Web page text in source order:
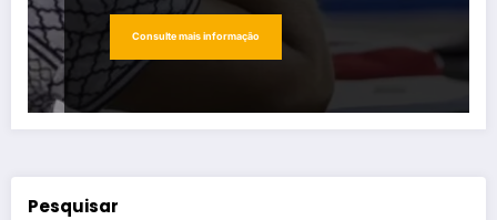
Consulte mais informação
Pesquisar